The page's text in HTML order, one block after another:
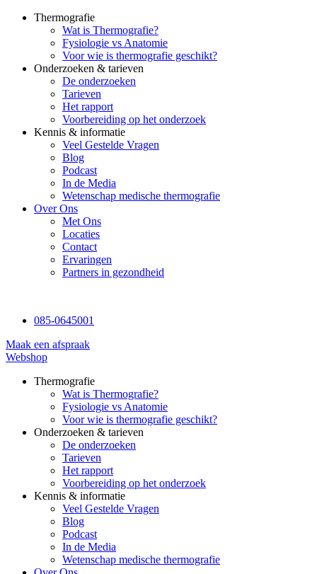
Thermografie
Wat is Thermografie?
Fysiologie vs Anatomie
Voor wie is thermografie geschikt?
Onderzoeken & tarieven
De onderzoeken
Tarieven
Het rapport
Voorbereiding op het onderzoek
Kennis & informatie
Veel Gestelde Vragen
Blog
Podcast
In de Media
Wetenschap medische thermografie
Over Ons
Met Ons
Locaties
Contact
Ervaringen
Partners in gezondheid
085-0645001
Maak een afspraak
Webshop
Thermografie
Wat is Thermografie?
Fysiologie vs Anatomie
Voor wie is thermografie geschikt?
Onderzoeken & tarieven
De onderzoeken
Tarieven
Het rapport
Voorbereiding op het onderzoek
Kennis & informatie
Veel Gestelde Vragen
Blog
Podcast
In de Media
Wetenschap medische thermografie